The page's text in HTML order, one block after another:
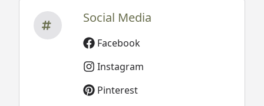
Social Media
Facebook
Instagram
Pinterest